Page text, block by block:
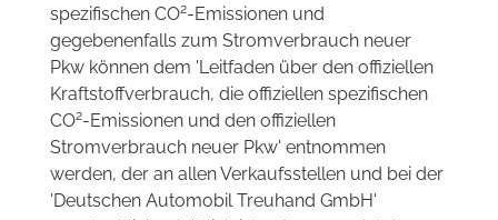
spezifischen CO2-Emissionen und
gegebenenfalls zum Stromverbrauch neuer
Pkw können dem 'Leitfaden über den offiziellen
Kraftstoffverbrauch, die offiziellen spezifischen
CO2-Emissionen und den offiziellen
Stromverbrauch neuer Pkw' entnommen
werden, der an allen Verkaufsstellen und bei der
'Deutschen Automobil Treuhand GmbH'